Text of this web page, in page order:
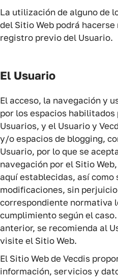
La utilización de alguno de
del Sitio Web podrá
registro previo del Usuario.
El Usuario
El acceso, la navegación y
por los espacios
Usuarios, y el Usuario y
y/o espacios de blogging,
Usuario, por lo que se
navegación por el Sitio
aquí establecidas, así como
modificaciones, sin
correspondiente normativa
cumplimiento según el
anterior, se recomienda al
visite el Sitio Web.
El Sitio Web de Vecdis
información, servicios y